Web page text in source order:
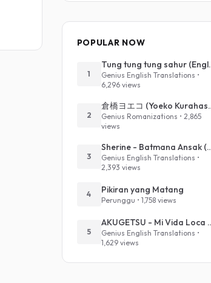
POPULAR NOW
1
Tung tung
Genius English Translations •
6,296 views
2
倉橋ヨエコ (Yoeko
Genius Romanizations • 2,865
views
3
Sherine - Batmana
Genius English Translations •
2,393 views
4 Pikiran yang Matang
Perunggu • 1,758 views
5
AKUGETSU - Mi
Genius English Translations •
1,629 views